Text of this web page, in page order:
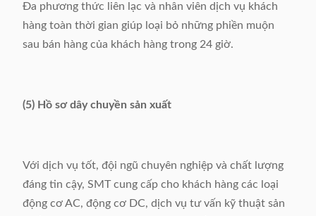
Đa phương thức liên lạc và nhân viên dịch vụ khách
hàng toàn thời gian giúp loại bỏ những phiền muộn
sau bán hàng của khách hàng trong 24 giờ.
(5) Hồ sơ dây chuyền sản xuất
Với dịch vụ tốt, đội ngũ chuyên nghiệp và chất lượng
đáng tin cậy, SMT cung cấp cho khách hàng các loại
động cơ AC, động cơ DC, dịch vụ tư vấn kỹ thuật sản